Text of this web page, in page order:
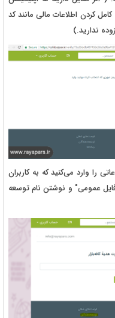
کردن اطلاعات مالی مانند کد
ندارید.)
را وارد می‌کنید که به کاربران
عمومی" و نوشتن نام توسعه